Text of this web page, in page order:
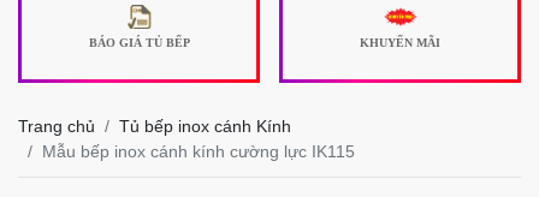
BÁO GIÁ TỦ BẾP KHUYẾN MÃI
Trang chủ
Tủ bếp inox cánh Kính
Mẫu bếp inox cánh kính cường lực IK115